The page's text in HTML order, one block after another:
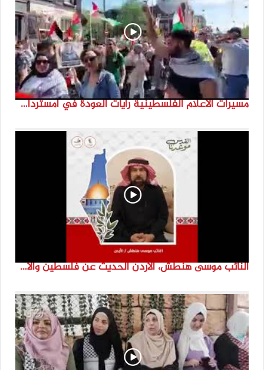
مسيرات الاعلام الفلسطينية رايات العودة في امستردام #النكبة74 #انتماء2022 #القدس_موعدنا
النائب موسى هنطش، الأردن الحديث عن فلسطين والاقصى هو عنصر تحدي من تحديات الأُمة في تاريخها الطويل. #انتماء2022